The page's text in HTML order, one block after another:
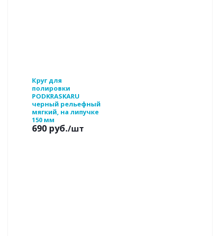
Круг для
полировки
PODKRASKARU
черный рельефный
мягкий, на липучке
150 мм
690 руб./шт